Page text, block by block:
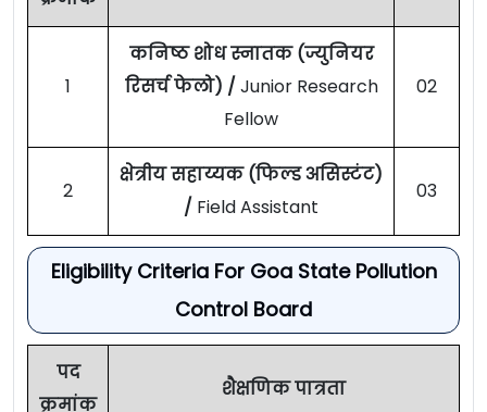
1
कनिष्ठ शोध स्नातक (ज्युनियर
रिसर्च फेलो) / Junior Research
Fellow
02
2
क्षेत्रीय सहाय्यक (फिल्ड असिस्टंट)
/ Field Assistant
03
Eligibility Criteria For Goa State Pollution
Control Board
पद
क्रमांक
शैक्षणिक पात्रता